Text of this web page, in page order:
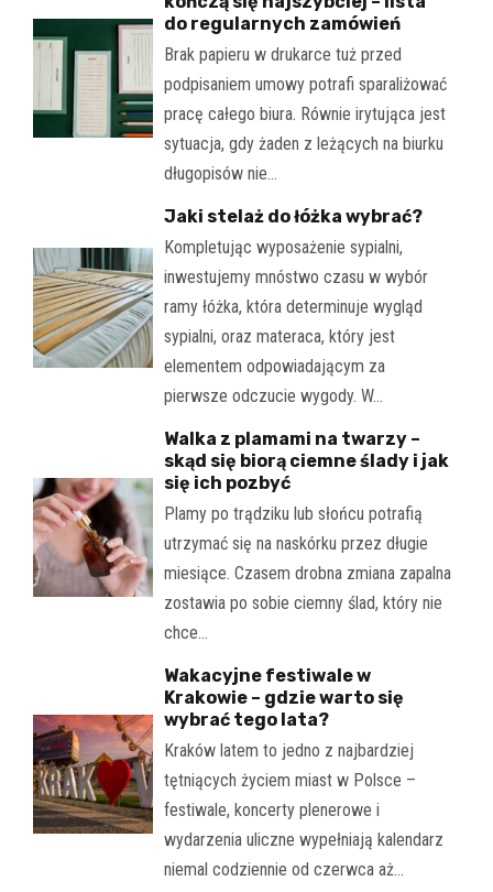
do regularnych zamówień
Brak papieru w drukarce tuż przed
podpisaniem umowy potrafi sparaliżować
pracę całego biura. Równie irytująca jest
sytuacja, gdy żaden z leżących na biurku
długopisów nie…
Jaki stelaż do łóżka wybrać?
Kompletując wyposażenie sypialni,
inwestujemy mnóstwo czasu w wybór
ramy łóżka, która determinuje wygląd
sypialni, oraz materaca, który jest
elementem odpowiadającym za
pierwsze odczucie wygody. W…
Walka z plamami na twarzy –
skąd się biorą ciemne ślady i jak
się ich pozbyć
Plamy po trądziku lub słońcu potrafią
utrzymać się na naskórku przez długie
miesiące. Czasem drobna zmiana zapalna
zostawia po sobie ciemny ślad, który nie
chce…
Wakacyjne festiwale w
Krakowie – gdzie warto się
wybrać tego lata?
Kraków latem to jedno z najbardziej
tętniących życiem miast w Polsce –
festiwale, koncerty plenerowe i
wydarzenia uliczne wypełniają kalendarz
niemal codziennie od czerwca aż…